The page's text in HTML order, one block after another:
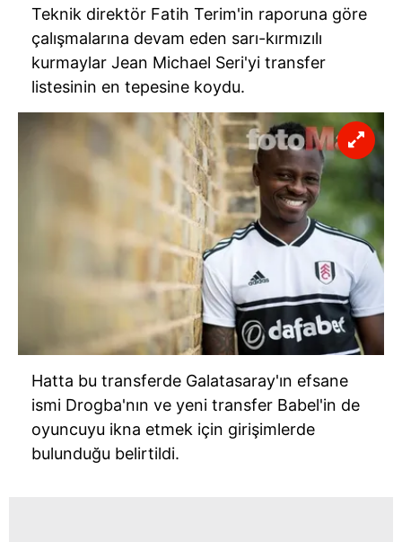
Teknik direktör Fatih Terim'in raporuna göre
çalışmalarına devam eden sarı-kırmızılı
kurmaylar Jean Michael Seri'yi transfer
listesinin en tepesine koydu.
Hatta bu transferde Galatasaray'ın efsane
ismi Drogba'nın ve yeni transfer Babel'in de
oyuncuyu ikna etmek için girişimlerde
bulunduğu belirtildi.